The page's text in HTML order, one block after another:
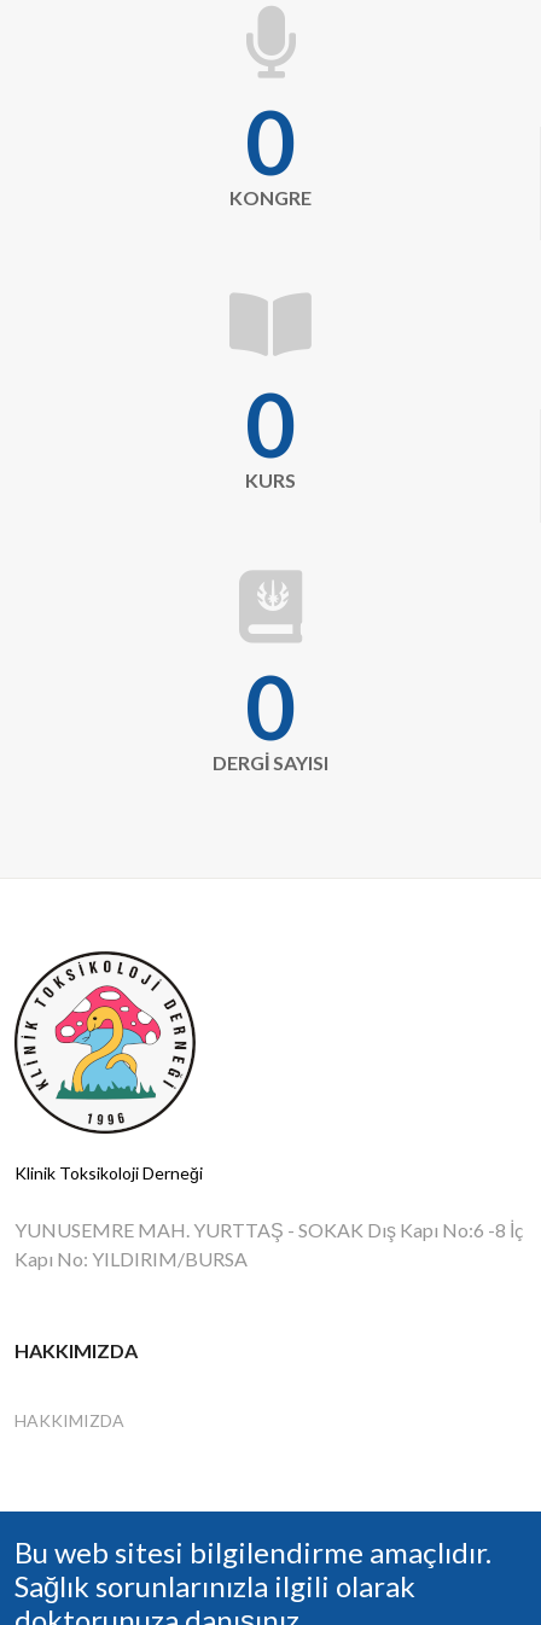
fa-
0
KONGRE
fas
0
KURS
book-
0
DERGİ SAYISI
Klinik Toksikoloji Derneği
YUNUSEMRE MAH. YURTTAŞ - SOKAK Dış Kapı No:6 -8 İç
Kapı No: YILDIRIM/BURSA
HAKKIMIZDA
HAKKIMIZDA
Bu web sitesi bilgilendirme amaçlıdır.
Sağlık sorunlarınızla ilgili olarak